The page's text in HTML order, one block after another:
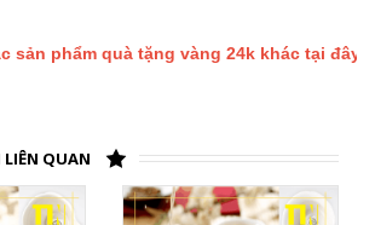
sản phẩm quà tặng vàng 24k khác tại đây!
QUAN